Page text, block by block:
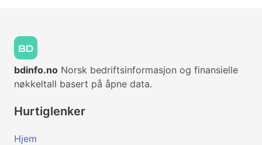
bdinfo.no Norsk bedriftsinformasjon og finansielle
nøkkeltall basert på åpne data.
Hurtiglenker
Hjem